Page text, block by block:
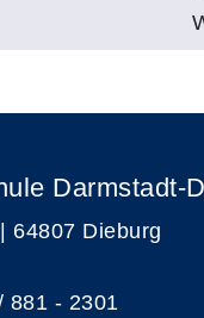
Darmstadt-
64807 Dieburg
881 - 2301